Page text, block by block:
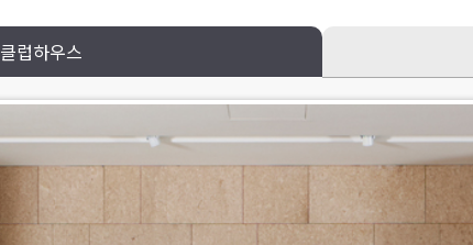
클럽하우스